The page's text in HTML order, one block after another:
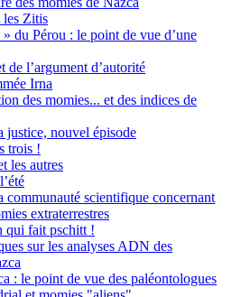
les Zitis
du Pérou : le point de vue d’une
de l’argument d’autorité
Irna
des momies... et des indices de
justice, nouvel épisode
trois !
les autres
communauté scientifique concernant
extraterrestres
qui fait pschitt !
sur les analyses ADN des
: le point de vue des paléontologues